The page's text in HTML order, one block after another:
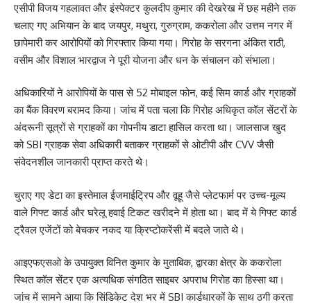
एसीपी विजय गहलावत और इंस्पेक्टर कुलदीप कुमार की देखरेख में छह महीने तक
चलाए गए अभियान के बाद जयपुर, मथुरा, गुरुग्राम, ककरोला और उत्तम नगर में
छापेमारी कर आरोपियों को गिरफ्तार किया गया। गिरोह के सरगना अंकित राठी,
वसीम और विशाल भारद्वाज ने पूरी योजना और धन के संचालन को संभाला।
अधिकारियों ने आरोपियों के पास से 52 मोबाइल फोन, कई सिम कार्ड और ग्राहकों
का बैंक विवरण बरामद किया। जांच में पता चला कि गिरोह अधिकृत कॉल सेंटरों के
अंदरूनी सूत्रों से ग्राहकों का गोपनीय डाटा हासिल करता था। जालसाज खुद
को SBI ग्राहक सेवा अधिकारी बताकर ग्राहकों से ओटीपी और CVV जैसी
संवेदनशील जानकारी प्राप्त करते थे।
चुराए गए डेटा का इस्तेमाल ईजमाईट्रिप और वूहू जैसे प्लेटफार्म पर उच्च-मूल्य
वाले गिफ्ट कार्ड और घरेलू हवाई टिकट खरीदने में होता था। बाद में ये गिफ्ट कार्ड
ट्रैवल एजेंटों को बेचकर नकद या क्रिप्टोकरेंसी में बदले जाते थे।
आइएफएसओ के उपायुक्त विनित कुमार के मुताबिक, द्वारका क्षेत्र के ककरोला
स्थित कॉल सेंटर एक अत्यधिक संगठित साइबर अपराध गिरोह का हिस्सा था।
जांच में सामने आया कि सिंडिकेट देश भर में SBI कार्डधारकों के साथ ठगी करता